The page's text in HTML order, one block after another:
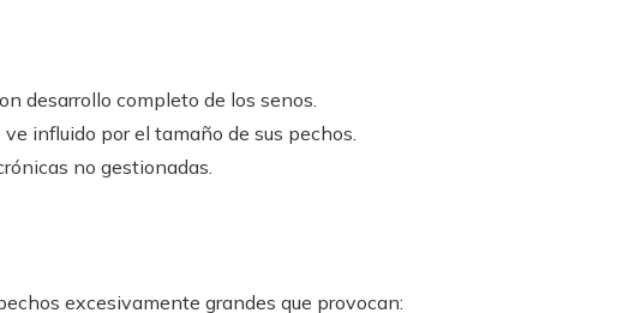
desarrollo completo de los senos.
influido por el tamaño de sus pechos.
no gestionadas.
excesivamente grandes que provocan: